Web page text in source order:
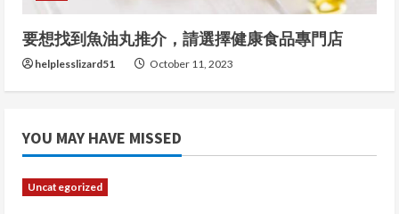
要想找到魚油丸推介，請選擇健康食品專門店
helplesslizard51 October 11, 2023
YOU MAY HAVE MISSED
Uncategorized